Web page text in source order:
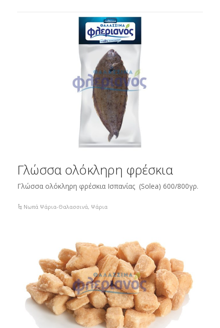
Γλώσσα ολόκληρη φρέσκια
Γλώσσα ολόκληρη φρέσκια Ισπανίας (Sοlea) 600/800γρ.
Νωπά Ψάρια-Θαλασσινά, Ψάρια